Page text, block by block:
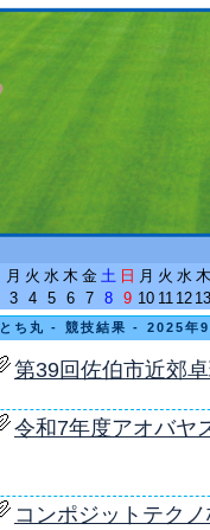
月 火 水 木 金 土 日 月 火 水 木
3 4 5 6 7 8 9 10 11 12 13
とち丸 - 競技結果 - 2025年
第39回佐伯市近郊
令和7年度アオバヤ
コンポジットテク